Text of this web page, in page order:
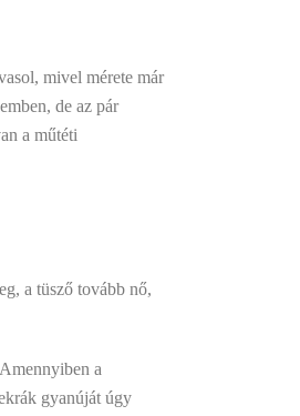
mivel mérete már
de az pár
a műtéti
a tüsző tovább nő,
a
gyanúját úgy